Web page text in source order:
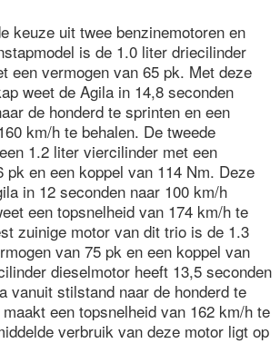
keuze uit twee benzinemotoren en
is de 1.0 liter driecilinder
een vermogen van 65 pk. Met deze
weet de Agila in 14,8 seconden
de honderd te sprinten en een
km/h te behalen. De tweede
1.2 liter viercilinder met een
pk en een koppel van 114 Nm. Deze
in 12 seconden naar 100 km/h
een topsnelheid van 174 km/h te
zuinige motor van dit trio is de 1.3
van 75 pk en een koppel van
dieselmotor heeft 13,5 seconden
vanuit stilstand naar de honderd te
een topsnelheid van 162 km/h te
verbruik van deze motor ligt op